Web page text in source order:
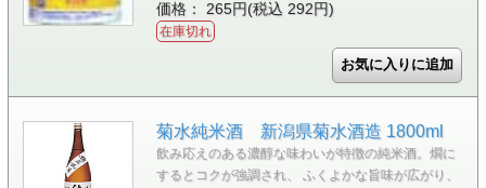
価格： 265円(税込 292円)
在庫切れ
菊水純米酒 新潟県菊水酒造 1800ml
飲み応えのある濃醇な味わいが特徴の純米酒。燗に
するとコクが強調され、 ふくよかな旨味が広がり、